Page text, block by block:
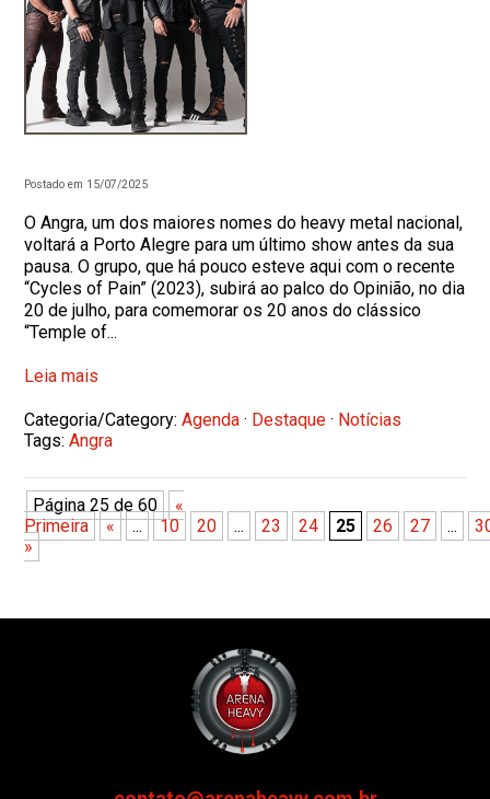
Postado em 15/07/2025
O Angra, um dos maiores nomes do heavy metal nacional,
voltará a Porto Alegre para um último show antes da sua
pausa. O grupo, que há pouco esteve aqui com o recente
“Cycles of Pain” (2023), subirá ao palco do Opinião, no dia
20 de julho, para comemorar os 20 anos do clássico
“Temple of...
Leia mais
Categoria/Category:Agenda · Destaque · Notícias
Tags:Angra
Página 25 de 60
«
Primeira
« ... 10 20 ... 23 24 25 26 27 ...
»